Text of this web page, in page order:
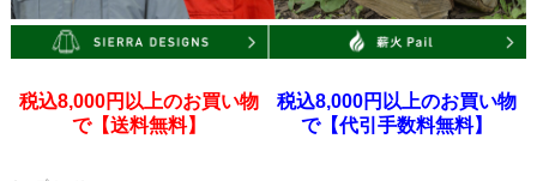
税込8,000円以上のお買い物
で【送料無料】
税込8,000円以上のお買い物
で【代引手数料無料】